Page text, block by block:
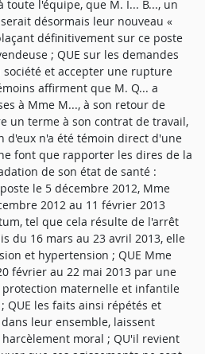
l'équipe, que M. I... B..., un
désormais leur nouveau «
définitivement sur ce poste
; QUE sur les demandes
et accepter une rupture
affirment que M. Q... a
à Mme M..., à son retour de
un terme à son contrat de travail,
d'eux n'a été témoin direct d'une
font que rapporter les dires de la
de son état de santé :
le 5 décembre 2012, Mme
2012 au 11 février 2013
tel que cela résulte de l'arrêt
du 16 mars au 23 avril 2013, elle
et hypertension ; QUE Mme
février au 22 mai 2013 par une
protection maternelle et infantile
QUE les faits ainsi répétés et
leur ensemble, laissent
moral ; QU'il revient